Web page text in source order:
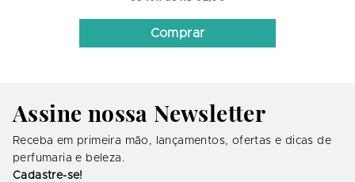
Comprar
Assine nossa Newsletter
Receba em primeira mão, lançamentos, ofertas e dicas de
perfumaria e beleza.
Cadastre-se!